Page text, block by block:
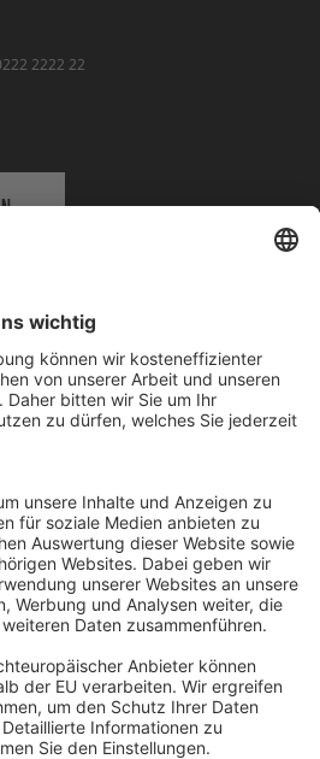
2222 22
geltend gemacht werden
Deutschland, Senatsverwaltung für
2
DE 114236103
gemeinnützige Körperschaft befreit
gem. §5 I 9 KStg. unter der